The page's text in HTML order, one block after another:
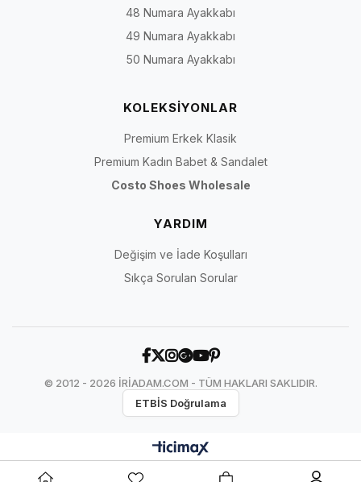
48 Numara Ayakkabı
49 Numara Ayakkabı
50 Numara Ayakkabı
KOLEKSİYONLAR
Premium Erkek Klasik
Premium Kadın Babet & Sandalet
Costo Shoes Wholesale
YARDIM
Değişim ve İade Koşulları
Sıkça Sorulan Sorular
© 2012 - 2026 İRİADAM.COM - TÜM HAKLARI SAKLIDIR.
ETBİS Doğrulama